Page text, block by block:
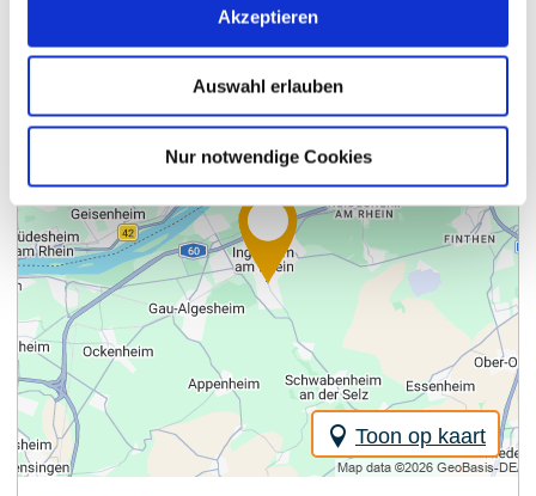
Akzeptieren
Auswahl erlauben
Nur notwendige Cookies
Toon op kaart